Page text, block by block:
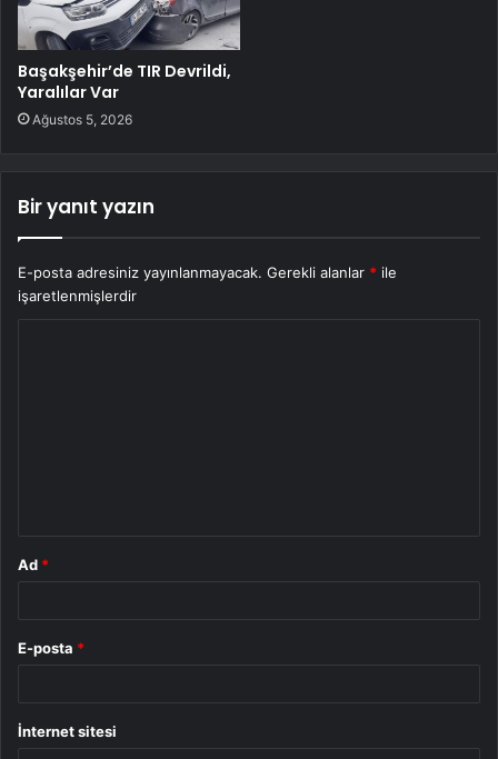
Başakşehir’de TIR Devrildi,
Yaralılar Var
Ağustos 5, 2026
Bir yanıt yazın
E-posta adresiniz yayınlanmayacak. Gerekli alanlar * ile
işaretlenmişlerdir
Ad *
E-posta *
İnternet sitesi